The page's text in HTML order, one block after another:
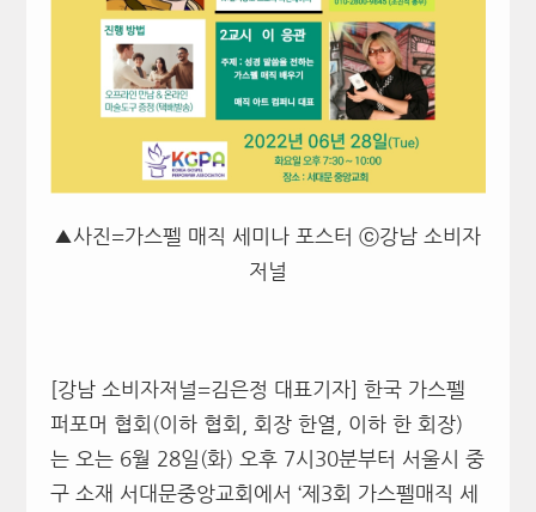
▲사진=가스펠 매직 세미나 포스터 ⓒ강남 소비자
저널
[강남 소비자저널=김은정 대표기자] 한국 가스펠
퍼포머 협회(이하 협회, 회장 한열, 이하 한 회장)
는 오는 6월 28일(화) 오후 7시30분부터 서울시 중
구 소재 서대문중앙교회에서 ‘제3회 가스펠매직 세